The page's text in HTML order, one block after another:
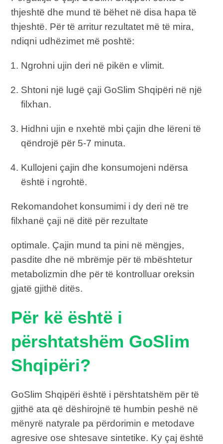
thjeshtë dhe mund të bëhet në disa hapa të
thjeshtë. Për të arritur rezultatet më të mira,
ndiqni udhëzimet më poshtë:
Ngrohni ujin deri në pikën e vlimit.
Shtoni një lugë çaji GoSlim Shqipëri në një
filxhan.
Hidhni ujin e nxehtë mbi çajin dhe lëreni të
qëndrojë për 5-7 minuta.
Kullojeni çajin dhe konsumojeni ndërsa
është i ngrohtë.
Rekomandohet konsumimi i dy deri në tre
filxhanë çaji në ditë për rezultate
optimale. Çajin mund ta pini në mëngjes,
pasdite dhe në mbrëmje për të mbështetur
metabolizmin dhe për të kontrolluar oreksin
gjatë gjithë ditës.
Për kë është i
përshtatshëm GoSlim
Shqipëri?
GoSlim Shqipëri është i përshtatshëm për të
gjithë ata që dëshirojnë të humbin peshë në
mënyrë natyrale pa përdorimin e metodave
agresive ose shtesave sintetike. Ky çaj është